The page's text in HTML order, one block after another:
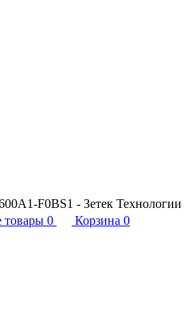
F0BS1 - Зетек Технологии
товары 0 Корзина 0